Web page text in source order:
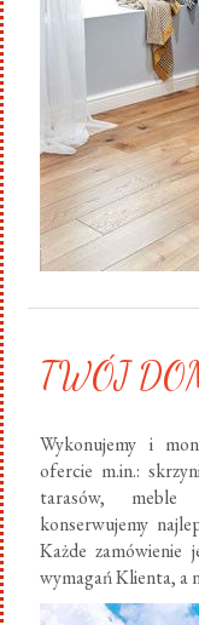
TWÓJ
Wykonujemy i
ofercie m.in.:
tarasów, meble
konserwujemy
Każde zamówienie
wymagań Klienta, a